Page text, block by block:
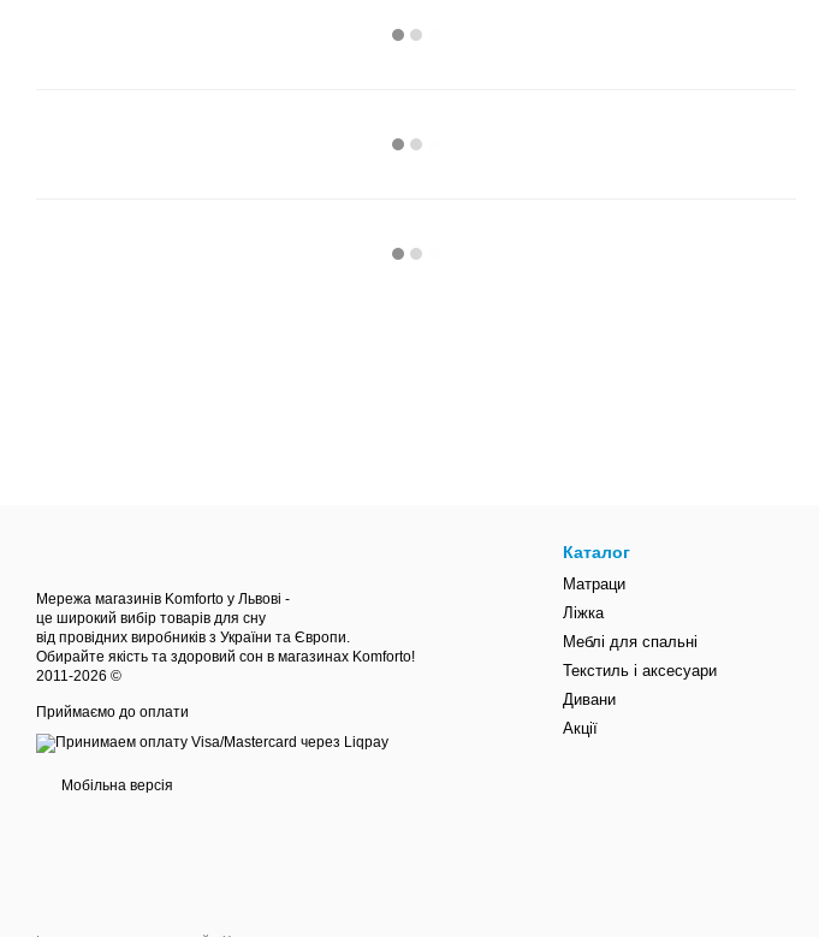
Мережа магазинів Komforto у Львові -
це широкий вибір товарів для сну
від провідних виробників з України та Європи.
Обирайте якість та здоровий сон в магазинах Komforto!
2011-2026 ©
Приймаємо до оплати
Мобільна версія
Каталог
Матраци
Ліжка
Меблі для спальні
Текстиль і аксесуари
Дивани
Акції